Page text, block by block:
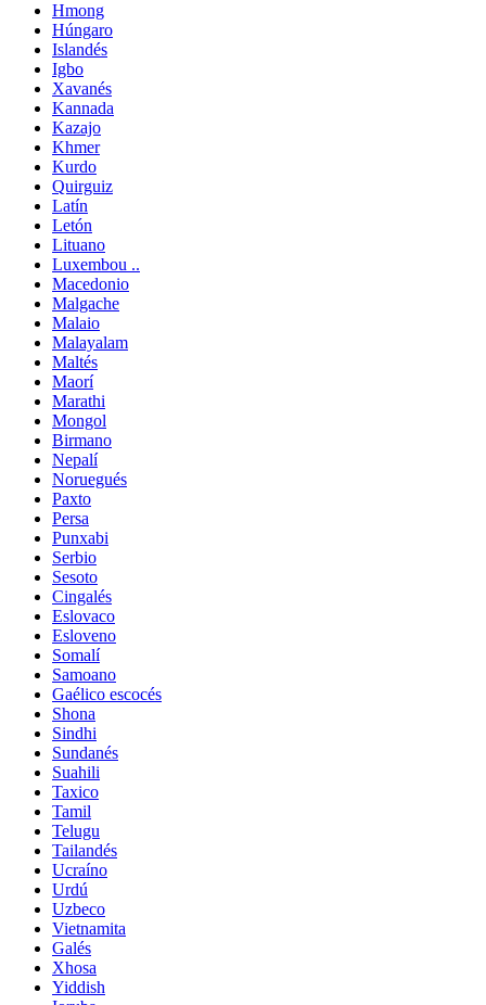
Hmong
Húngaro
Islandés
Igbo
Xavanés
Kannada
Kazajo
Khmer
Kurdo
Quirguiz
Latín
Letón
Lituano
Luxembou ..
Macedonio
Malgache
Malaio
Malayalam
Maltés
Maorí
Marathi
Mongol
Birmano
Nepalí
Noruegués
Paxto
Persa
Punxabi
Serbio
Sesoto
Cingalés
Eslovaco
Esloveno
Somalí
Samoano
Gaélico escocés
Shona
Sindhi
Sundanés
Suahili
Taxico
Tamil
Telugu
Tailandés
Ucraíno
Urdú
Uzbeco
Vietnamita
Galés
Xhosa
Yiddish